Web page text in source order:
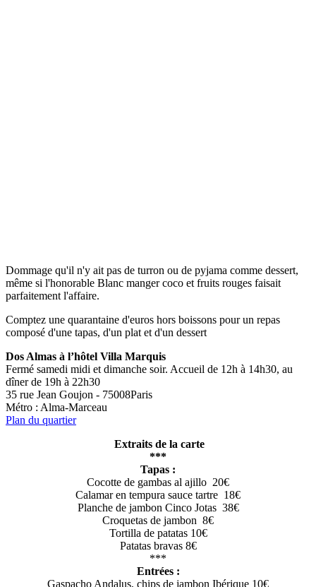
Dommage qu'il n'y ait pas de turron ou de pyjama comme dessert,
même si l'honorable Blanc manger coco et fruits rouges faisait
parfaitement l'affaire.
Comptez une quarantaine d'euros hors boissons pour un repas
composé d'une tapas, d'un plat et d'un dessert
Dos Almas à l’hôtel Villa Marquis
Fermé samedi midi et dimanche soir. Accueil de 12h à 14h30, au
dîner de 19h à 22h30
35 rue Jean Goujon - 75008Paris
Métro : Alma-Marceau
Plan du quartier
Extraits de la carte
***
Tapas :
Cocotte de gambas al ajillo 20€
Calamar en tempura sauce tartre 18€
Planche de jambon Cinco Jotas 38€
Croquetas de jambon 8€
Tortilla de patatas 10€
Patatas bravas 8€
***
Entrées :
Gaspacho Andalus, chips de jambon Ibérique 10€